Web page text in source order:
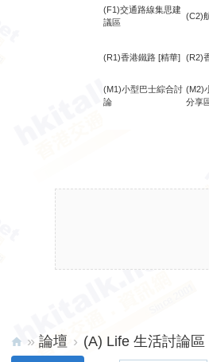
(F1)交通路線集思建
議區
(C2)
(R1)香港鐵路 [精華] (R2)
(M1)小型巴士綜合討
論
(M2)
分享
» 論壇 › (A) Life 生活討論區